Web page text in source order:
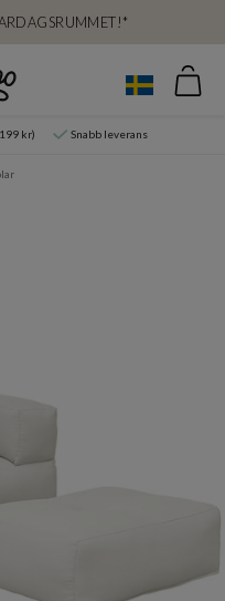
kr) Snabb leverans